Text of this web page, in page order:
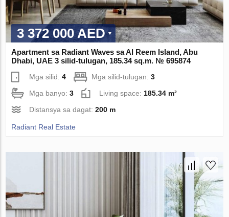
3 372 000 AED
Apartment sa Radiant Waves sa Al Reem Island, Abu
Dhabi, UAE 3 silid-tulugan, 185.34 sq.m. № 695874
Mga silid:4 Mga silid-tulugan:3
Mga banyo:3 Living space: 185.34 m²
Distansya sa dagat:200 m
Radiant Real Estate